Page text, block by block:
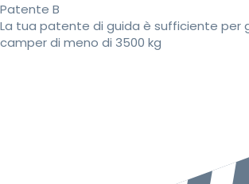
Patente B
La tua patente di guida è sufficiente per
camper di meno di 3500 kg